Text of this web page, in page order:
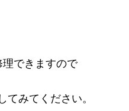
できますので
てみてください。